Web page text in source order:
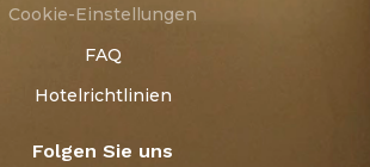
Cookie-Einstellungen
FAQ
Hotelrichtlinien
Folgen Sie uns